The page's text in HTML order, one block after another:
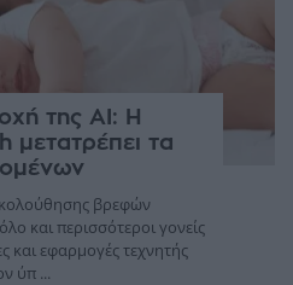
της AI: Η
τα
βρεφών
και περισσότεροι γονείς
και εφαρμογές τεχνητής
ύπ ...